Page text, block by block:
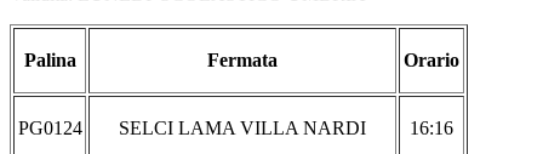
Palina Fermata Orario
PG0124 SELCI LAMA VILLA NARDI 16:16